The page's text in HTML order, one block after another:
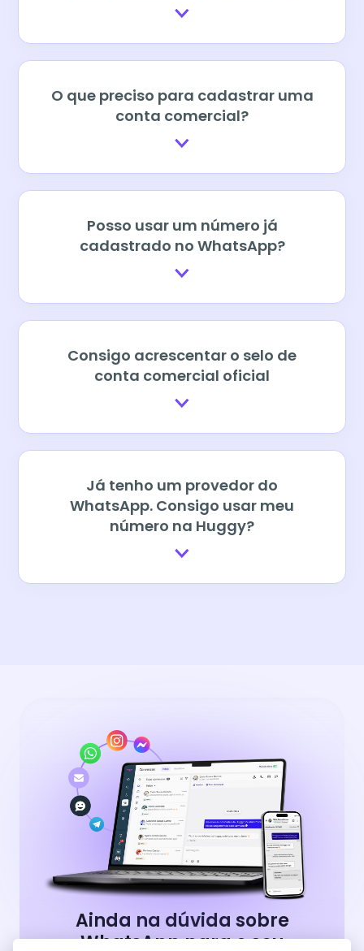
O que preciso para cadastrar uma
conta comercial?
Posso usar um número já
cadastrado no WhatsApp?
Consigo acrescentar o selo de
conta comercial oficial
Já tenho um provedor do
WhatsApp. Consigo usar meu
número na Huggy?
Ainda na dúvida sobre
WhatsApp para o seu